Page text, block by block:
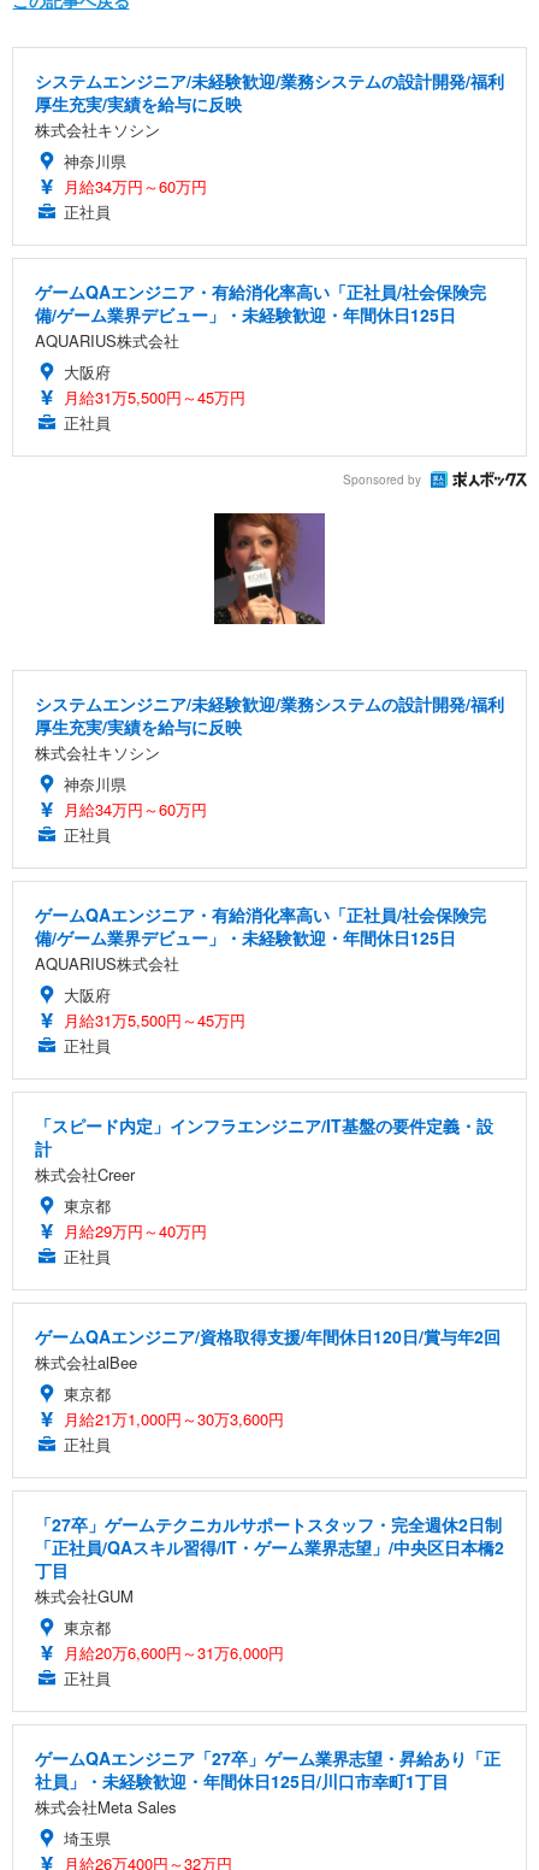
システムエンジニア/未経験歓迎/業務システムの設計開発/福利
厚生充実/実績を給与に反映
株式会社キソシン
神奈川県
月給34万円～60万円
正社員
ゲームQAエンジニア・有給消化率高い「正社員/社会保険完
備/ゲーム業界デビュー」・未経験歓迎・年間休日125日
AQUARIUS株式会社
大阪府
月給31万5,500円～45万円
正社員
Sponsored by
システムエンジニア/未経験歓迎/業務システムの設計開発/福利
厚生充実/実績を給与に反映
株式会社キソシン
神奈川県
月給34万円～60万円
正社員
ゲームQAエンジニア・有給消化率高い「正社員/社会保険完
備/ゲーム業界デビュー」・未経験歓迎・年間休日125日
AQUARIUS株式会社
大阪府
月給31万5,500円～45万円
正社員
「スピード内定」インフラエンジニア/IT基盤の要件定義・設
計
株式会社Creer
東京都
月給29万円～40万円
正社員
ゲームQAエンジニア/資格取得支援/年間休日120日/賞与年2回
株式会社alBee
東京都
月給21万1,000円～30万3,600円
正社員
「27卒」ゲームテクニカルサポートスタッフ・完全週休2日制
「正社員/QAスキル習得/IT・ゲーム業界志望」/中央区日本橋2
丁目
株式会社GUM
東京都
月給20万6,600円～31万6,000円
正社員
ゲームQAエンジニア「27卒」ゲーム業界志望・昇給あり「正
社員」・未経験歓迎・年間休日125日/川口市幸町1丁目
株式会社Meta Sales
埼玉県
月給26万400円～32万円